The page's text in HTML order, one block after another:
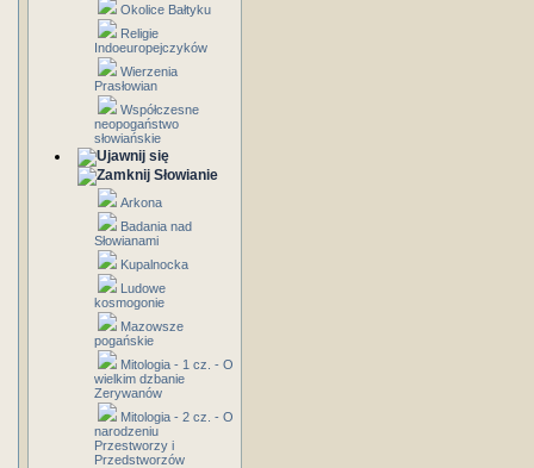
Okolice Bałtyku
Religie
Indoeuropejczyków
Wierzenia
Prasłowian
Współczesne
neopogaństwo
słowiańskie
Słowianie
Arkona
Badania nad
Słowianami
Kupalnocka
Ludowe
kosmogonie
Mazowsze
pogańskie
Mitologia - 1 cz. - O
wielkim dzbanie
Zerywanów
Mitologia - 2 cz. - O
narodzeniu
Przestworzy i
Przedstworzów